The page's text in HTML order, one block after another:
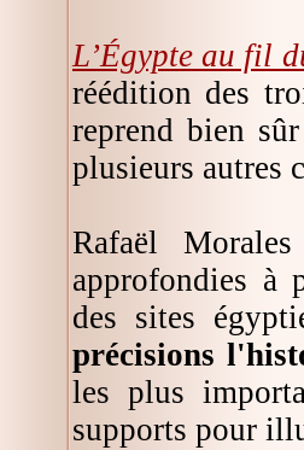
L’Égypte au fil
réédition des
reprend bien
plusieurs autres
Rafaël
approfondies à
des sites
précisions
les plus
supports pour